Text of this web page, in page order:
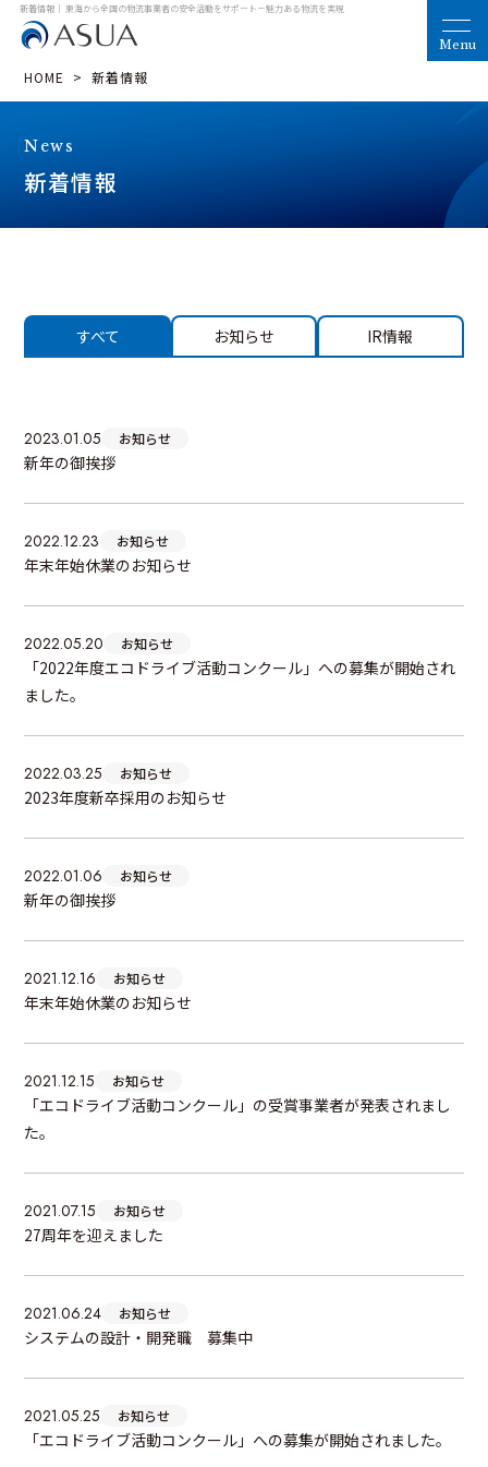
新着情報｜ 東海から全国の物流事業者の安全活動をサポート－魅力ある物流を実現
HOME > 新着情報
News
新着情報
すべて お知らせ IR情報
2023.01.05 お知らせ
新年の御挨拶
2022.12.23 お知らせ
年末年始休業のお知らせ
2022.05.20 お知らせ
「2022年度エコドライブ活動コンクール」への募集が開始され
ました。
2022.03.25 お知らせ
2023年度新卒採用のお知らせ
2022.01.06 お知らせ
新年の御挨拶
2021.12.16 お知らせ
年末年始休業のお知らせ
2021.12.15 お知らせ
「エコドライブ活動コンクール」の受賞事業者が発表されまし
た。
2021.07.15 お知らせ
27周年を迎えました
2021.06.24 お知らせ
システムの設計・開発職 募集中
2021.05.25 お知らせ
「エコドライブ活動コンクール」への募集が開始されました。